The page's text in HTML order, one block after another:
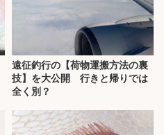
遠征釣行の【荷物運搬方法の裏
技】を大公開 行きと帰りでは
全く別？